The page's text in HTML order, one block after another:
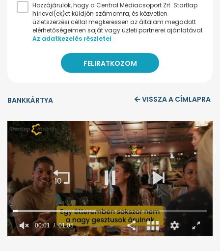
Hozzájárulok, hogy a Central Médiacsoport Zrt. Startlap
hírlevel(ek)et küldjön számomra, és közvetlen
üzletszerzési céllal megkeressen az általam megadott
elérhetőségeimen saját vagy üzleti partnerei ajánlatával.
Az adatkezelés részletei
BANKKÁRTYA VISSZA A CÍMLAPRA
00:02 01:05